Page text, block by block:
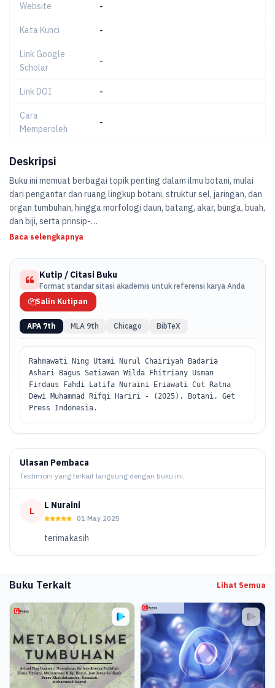
Website -
Kata Kunci -
Link Google
Scholar
-
Link DOI -
Cara
Memperoleh
-
Deskripsi
Buku ini memuat berbagai topik penting dalam ilmu botani, mulai
dari pengantar dan ruang lingkup botani, struktur sel, jaringan, dan
organ tumbuhan, hingga morfologi daun, batang, akar, bunga, buah,
dan biji, serta prinsip-
Baca selengkapnya
Kutip / Citasi Buku
Format standar sitasi akademis untuk referensi karya Anda
Salin Kutipan
APA 7th MLA 9th Chicago BibTeX
Rahmawati Ning Utami Nurul Chairiyah Badaria
Ashari Bagus Setiawan Wilda Fhitriany Usman
Firdaus Fahdi Latifa Nuraini Eriawati Cut Ratna
Dewi Muhammad Rifqi Hariri - (2025). Botani. Get
Press Indonesia.
Ulasan Pembaca
Testimoni yang terkait langsung dengan buku ini.
L
L Nuraini
01 May 2025
terimakasih
Buku Terkait Lihat Semua